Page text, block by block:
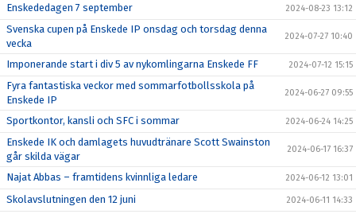
Enskededagen 7 september 2024-08-23 13:12
Svenska cupen på Enskede IP onsdag och torsdag denna
vecka
2024-07-27 10:40
Imponerande start i div 5 av nykomlingarna Enskede FF 2024-07-12 15:15
Fyra fantastiska veckor med sommarfotbollsskola på
Enskede IP
2024-06-27 09:55
Sportkontor, kansli och SFC i sommar 2024-06-24 14:25
Enskede IK och damlagets huvudtränare Scott Swainston
går skilda vägar
2024-06-17 16:37
Najat Abbas – framtidens kvinnliga ledare 2024-06-12 13:01
Skolavslutningen den 12 juni 2024-06-11 14:33